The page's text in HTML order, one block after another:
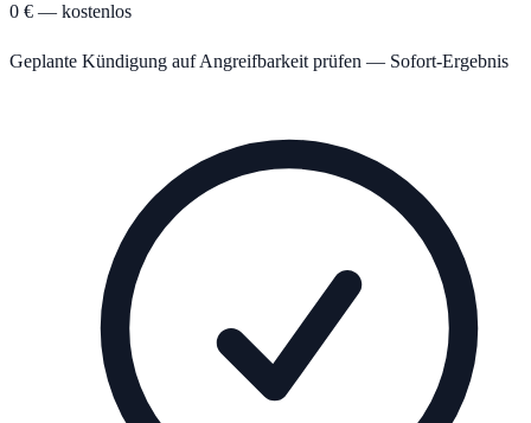
0 € — kostenlos
Geplante Kündigung auf Angreifbarkeit prüfen — Sofort-Ergebnis